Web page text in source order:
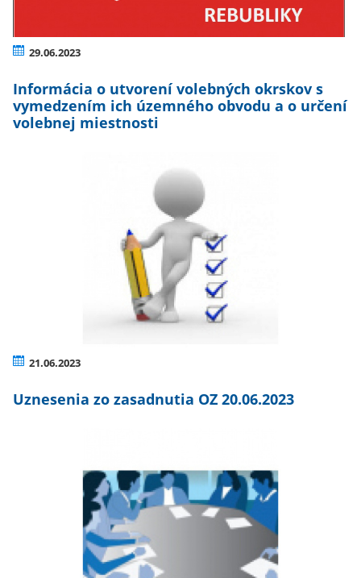
29.06.2023
Informácia o utvorení volebných okrskov s
vymedzením ich územného obvodu a o určení
volebnej miestnosti
21.06.2023
Uznesenia zo zasadnutia OZ 20.06.2023